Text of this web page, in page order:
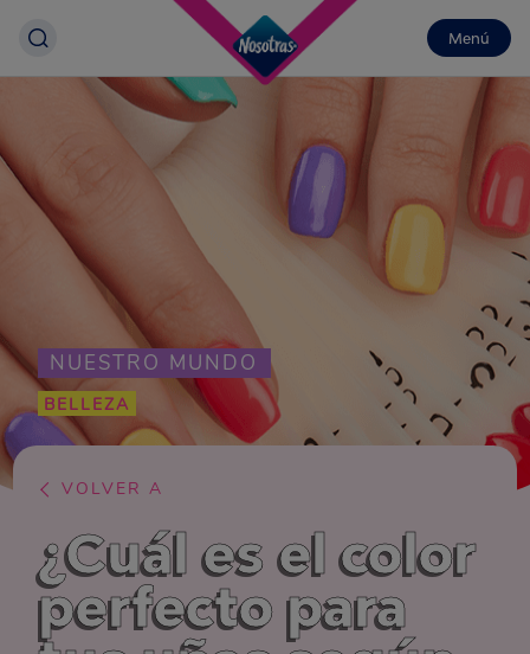
Menú
NUESTRO MUNDO
BELLEZA
VOLVER A
¿Cuál es el color
perfecto para